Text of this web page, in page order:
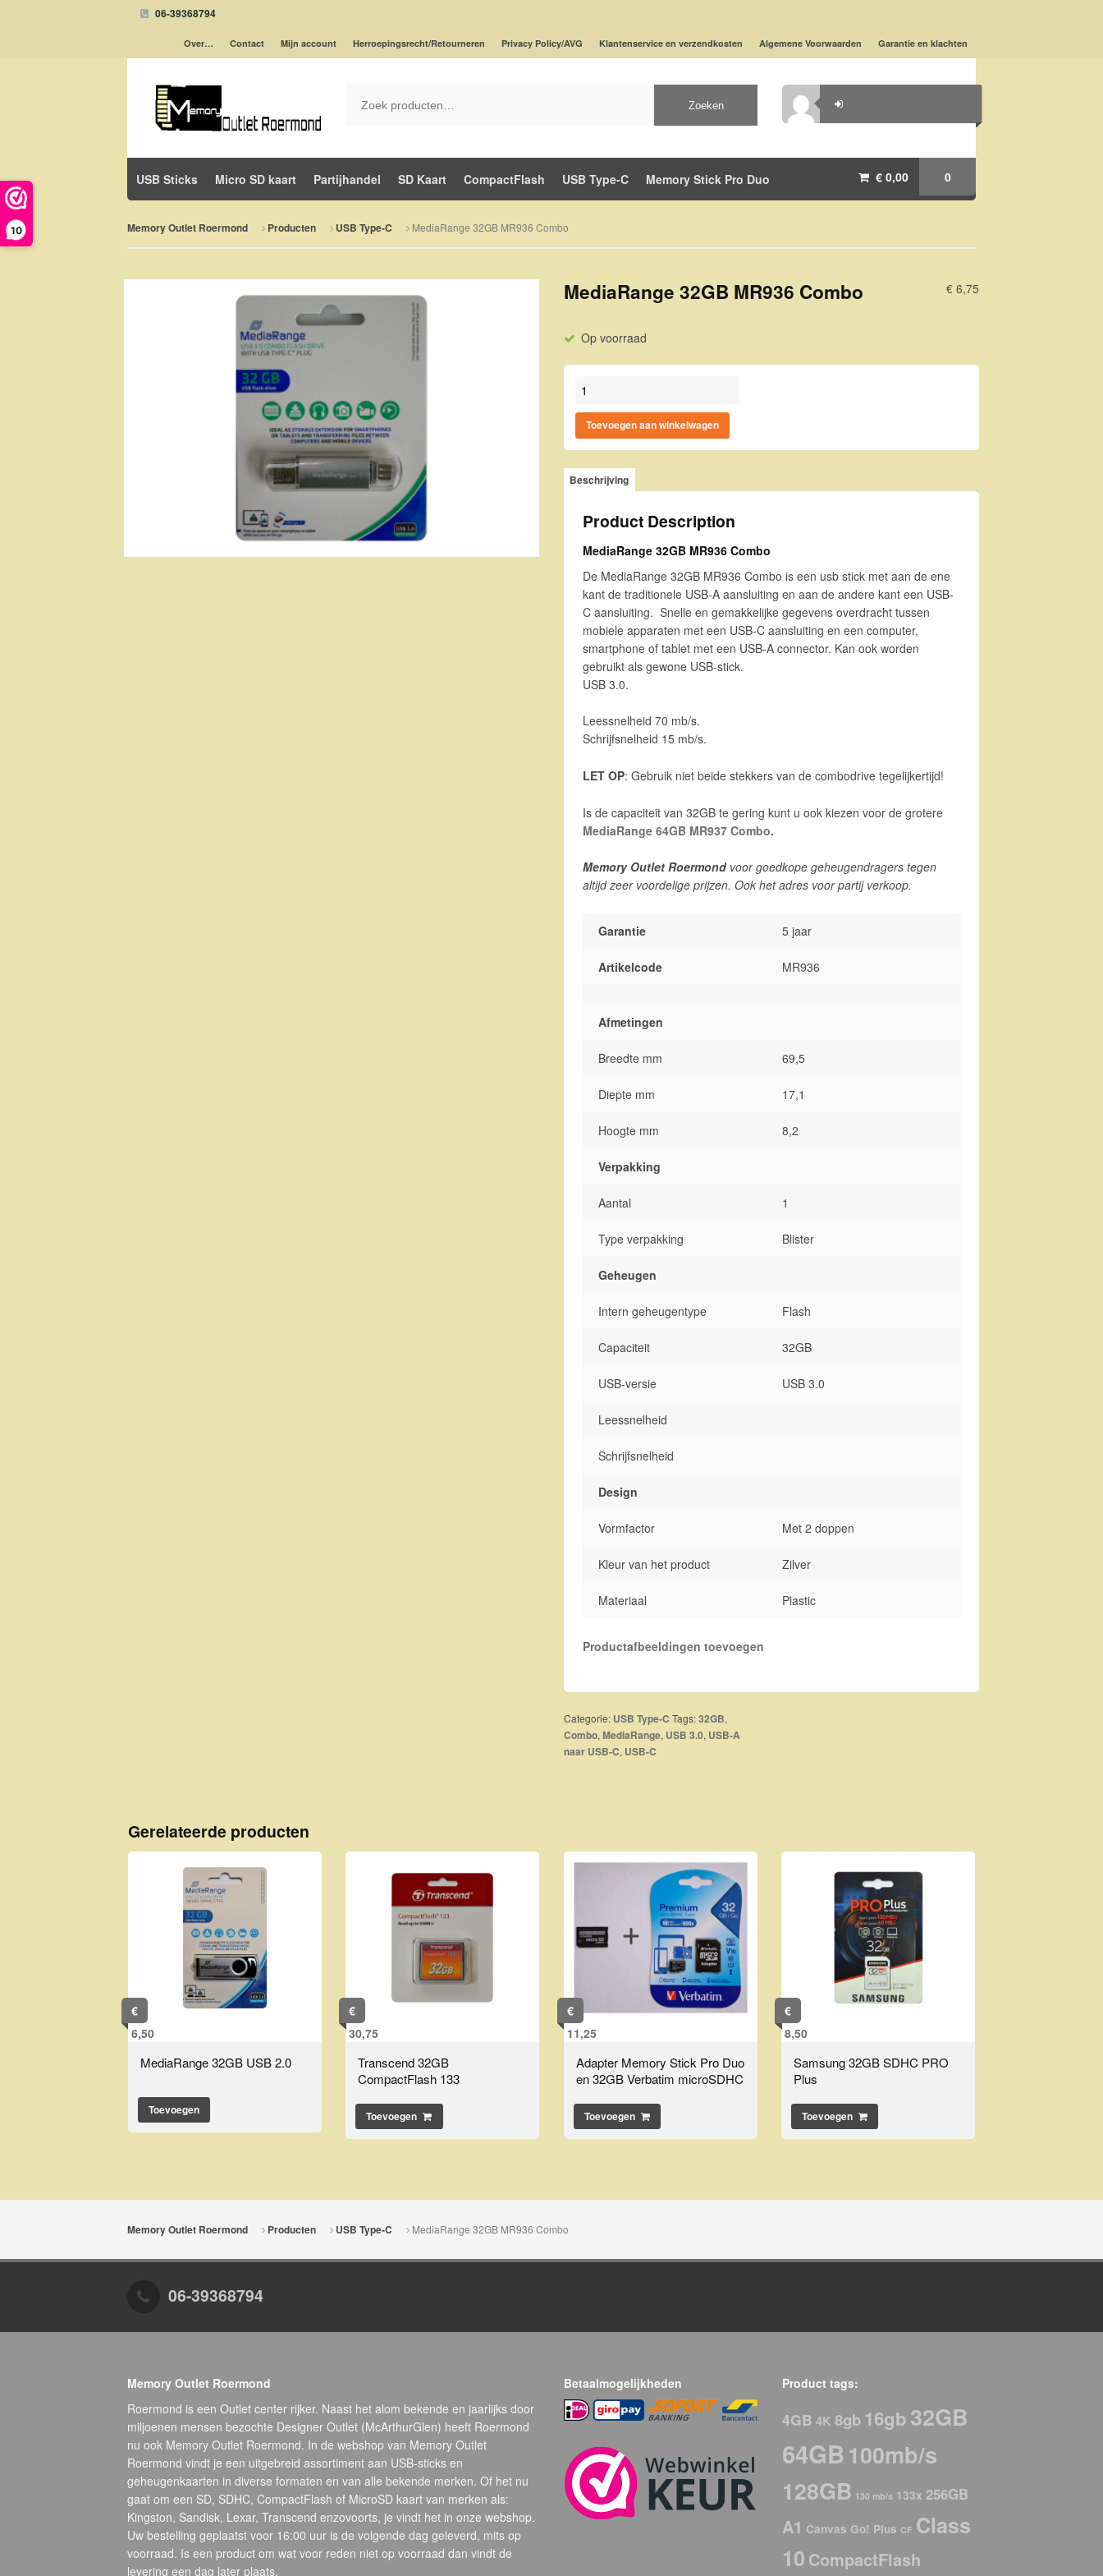
10
06-39368794
Over… Contact Mijn account Herroepingsrecht/Retourneren Privacy Policy/AVG Klantenservice en verzendkosten Algemene Voorwaarden Garantie en klachten
Zoeken
€ 0,00 0
USB Sticks Micro SD kaart Partijhandel SD Kaart CompactFlash USB Type-C Memory Stick Pro Duo
Memory Outlet Roermond Producten USB Type-C MediaRange 32GB MR936 Combo
MediaRange 32GB MR936 Combo € 6,75
Op voorraad
MediaRange 32GB MR936 Combo aantal
Toevoegen aan winkelwagen
Beschrijving
Product Description
MediaRange 32GB MR936 Combo
De MediaRange 32GB MR936 Combo is een usb stick met aan de ene
kant de traditionele USB-A aansluiting en aan de andere kant een USB-
C aansluiting. Snelle en gemakkelijke gegevens overdracht tussen
mobiele apparaten met een USB-C aansluiting en een computer,
smartphone of tablet met een USB-A connector. Kan ook worden
gebruikt als gewone USB-stick.
USB 3.0.
Leessnelheid 70 mb/s.
Schrijfsnelheid 15 mb/s.
LET OP: Gebruik niet beide stekkers van de combodrive tegelijkertijd!
Is de capaciteit van 32GB te gering kunt u ook kiezen voor de grotere
MediaRange 64GB MR937 Combo.
Memory Outlet Roermondvoor goedkope geheugendragers tegen
altijd zeer voordelige prijzen. Ook het adres voor partij verkoop.
Garantie 5 jaar
Artikelcode MR936
Afmetingen
Breedte mm 69,5
Diepte mm 17,1
Hoogte mm 8,2
Verpakking
Aantal 1
Type verpakking Blister
Geheugen
Intern geheugentype Flash
Capaciteit 32GB
USB-versie USB 3.0
Leessnelheid
Schrijfsnelheid
Design
Vormfactor Met 2 doppen
Kleur van het product Zilver
Materiaal Plastic
Productafbeeldingen toevoegen
Categorie: USB Type-C Tags:32GB,
Combo,MediaRange, USB 3.0, USB-A
naar USB-C, USB-C
Gerelateerde producten
€
6,50
MediaRange 32GB USB 2.0
Toevoegen
€
30,75
Transcend 32GB
CompactFlash 133
Toevoegen
€
11,25
Adapter Memory Stick Pro Duo
en 32GB Verbatim microSDHC
Toevoegen
€
8,50
Samsung 32GB SDHC PRO
Plus
Toevoegen
Memory Outlet Roermond Producten USB Type-C MediaRange 32GB MR936 Combo
06-39368794
Memory Outlet Roermond
Roermond is een Outlet center rijker. Naast het alom bekende en jaarlijks door
miljoenen mensen bezochte Designer Outlet (McArthurGlen) heeft Roermond
nu ook Memory Outlet Roermond. In de webshop van Memory Outlet
Roermond vindt je een uitgebreid assortiment aan USB-sticks en
geheugenkaarten in diverse formaten en van alle bekende merken. Of het nu
gaat om een SD, SDHC, CompactFlash of MicroSD kaart van merken als:
Kingston, Sandisk, Lexar, Transcend enzovoorts, je vindt het in onze webshop.
Uw bestelling geplaatst voor 16:00 uur is de volgende dag geleverd, mits op
voorraad. Is een product om wat voor reden niet op voorraad dan vindt de
levering een dag later plaats.
Betaalmogelijkheden Product tags:
4GB 4K 8gb16gb32GB
64GB100mb/s
128GB 130 mb/s 133x 256GB
A1 Canvas Go! Plus CF Class
10 CompactFlash